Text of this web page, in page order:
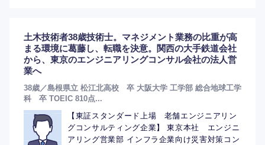
土木技術者38歳技術士。マネジメント業務の比重が高
まる環境に葛藤し、転職を決意。関西の大手鉄道会社
から、東京のエンジニアリングコンサル会社の法人営
業へ
38歳／島根県立 松江北高校 卒 大阪大学 工学部 総合地球工学
科 卒 TOEIC 810点...
【東証スタンダード上場 老舗エンジニアリン
グコンサルティング企業】 東京本社 エンジニ
アリング営業部 インフラ企業向け災害対策コン